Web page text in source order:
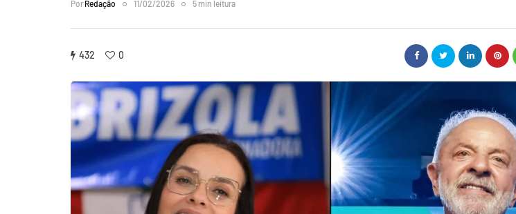
Por Redação 11/02/2026 5 min leitura
432 0